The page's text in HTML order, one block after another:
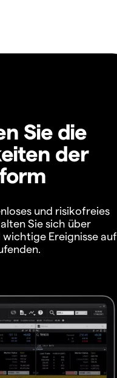
Sie die
der
und risikofreies
Sie sich über
Ereignisse auf